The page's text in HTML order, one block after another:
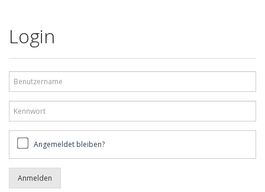
Login
bleiben?Angemeldet bleiben?